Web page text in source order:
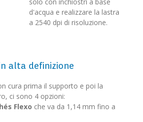
solo con inchiostri a base
d'acqua e realizzare la lastra
a 2540 dpi di risoluzione.
alta definizione
cura prima il supporto e poi la
ci sono 4 opzioni:
Flexo che va da 1,14 mm fino a